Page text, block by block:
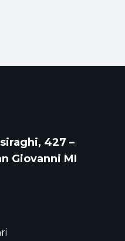
427 –
Giovanni MI